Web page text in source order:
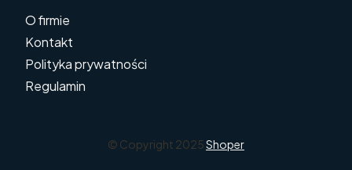
O firmie
Kontakt
Polityka prywatności
Regulamin
© Copyright 2025Shoper